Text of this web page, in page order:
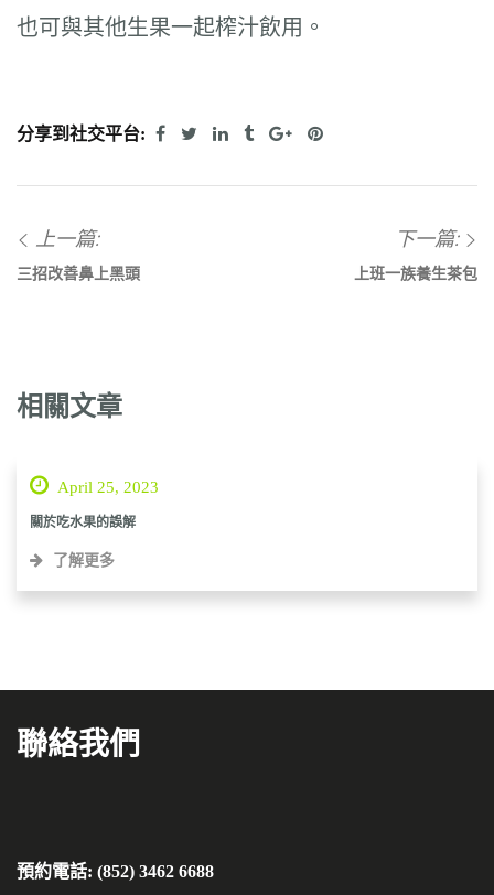
也可與其他生果一起榨汁飲用。
分享到社交平台:
上一篇:
三招改善鼻上黑頭
下一篇:
上班一族養生茶包
相關文章
April 25, 2023
關於吃水果的誤解
了解更多
聯絡我們
預約電話: (852) 3462 6688